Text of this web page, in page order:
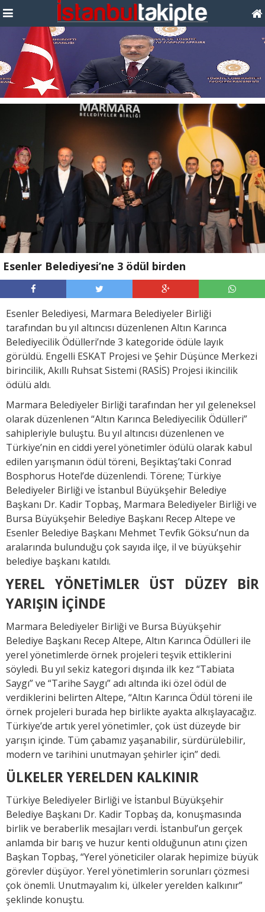
Esenler Belediyesi’ne 3 ödül birden
Esenler Belediyesi, Marmara Belediyeler Birliği
tarafından bu yıl altıncısı düzenlenen Altın Karınca
Belediyecilik Ödülleri’nde 3 kategoride ödüle layık
görüldü. Engelli ESKAT Projesi ve Şehir Düşünce Merkezi
birincilik, Akıllı Ruhsat Sistemi (RASİS) Projesi ikincilik
ödülü aldı.
Marmara Belediyeler Birliği tarafından her yıl geleneksel
olarak düzenlenen “Altın Karınca Belediyecilik Ödülleri”
sahipleriyle buluştu. Bu yıl altıncısı düzenlenen ve
Türkiye’nin en ciddi yerel yönetimler ödülü olarak kabul
edilen yarışmanın ödül töreni, Beşiktaş’taki Conrad
Bosphorus Hotel’de düzenlendi. Törene; Türkiye
Belediyeler Birliği ve İstanbul Büyükşehir Belediye
Başkanı Dr. Kadir Topbaş, Marmara Belediyeler Birliği ve
Bursa Büyükşehir Belediye Başkanı Recep Altepe ve
Esenler Belediye Başkanı Mehmet Tevfik Göksu’nun da
aralarında bulunduğu çok sayıda ilçe, il ve büyükşehir
belediye başkanı katıldı.
YEREL YÖNETİMLER ÜST DÜZEY BİR
YARIŞIN İÇİNDE
Marmara Belediyeler Birliği ve Bursa Büyükşehir
Belediye Başkanı Recep Altepe, Altın Karınca Ödülleri ile
yerel yönetimlerde örnek projeleri teşvik ettiklerini
söyledi. Bu yıl sekiz kategori dışında ilk kez “Tabiata
Saygı” ve “Tarihe Saygı” adı altında iki özel ödül de
verdiklerini belirten Altepe, “Altın Karınca Ödül töreni ile
örnek projeleri burada hep birlikte ayakta alkışlayacağız.
Türkiye’de artık yerel yönetimler, çok üst düzeyde bir
yarışın içinde. Tüm çabamız yaşanabilir, sürdürülebilir,
modern ve tarihini unutmayan şehirler için” dedi.
ÜLKELER YERELDEN KALKINIR
Türkiye Belediyeler Birliği ve İstanbul Büyükşehir
Belediye Başkanı Dr. Kadir Topbaş da, konuşmasında
birlik ve beraberlik mesajları verdi. İstanbul’un gerçek
anlamda bir barış ve huzur kenti olduğunun atını çizen
Başkan Topbaş, “Yerel yöneticiler olarak hepimize büyük
görevler düşüyor. Yerel yönetimlerin sorunları çözmesi
çok önemli. Unutmayalım ki, ülkeler yerelden kalkınır”
şeklinde konuştu.